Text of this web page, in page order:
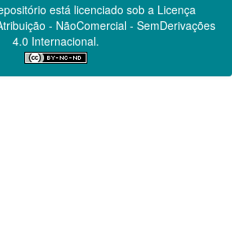
está licenciado sob a Licença
- NãoComercial - SemDerivações
4.0 Internacional.